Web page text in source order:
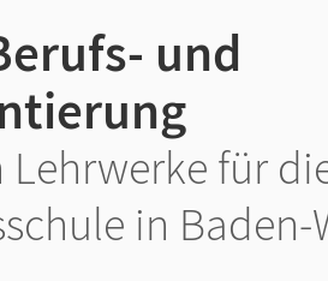
und
Lehrwerke für
in